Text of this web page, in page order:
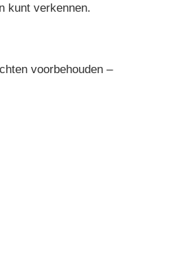
kunt verkennen.
voorbehouden –